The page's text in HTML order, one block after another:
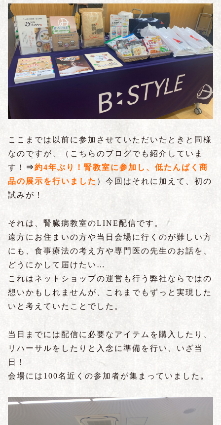
ここまでは以前に参加させていただいたときと同様
なのですが、
（こちらのブログでも紹介していま
す！
⇒約4年ぶり！腎教室に参加し、低たんぱく商
品の展示を行いました ） 今回はそれに加えて、初の
試みが！
それは、腎臓病教室のLINE配信です。
遠方にお住まいの方や当日会場に行くのが難しい方
にも、食事療法の考え方や専門医の先生のお話を、
どうにかして届けたい…
これはネットショップの運営も行う弊社ならではの
想いかもしれませんが、これまでもずっと実現した
いと考えていたことでした。
当日までには配信に必要なアイテムを購入したり、
リハーサルをしたりと入念に準備を行い、いざ当
日！
会場には100名近くの参加者が集まっていました。